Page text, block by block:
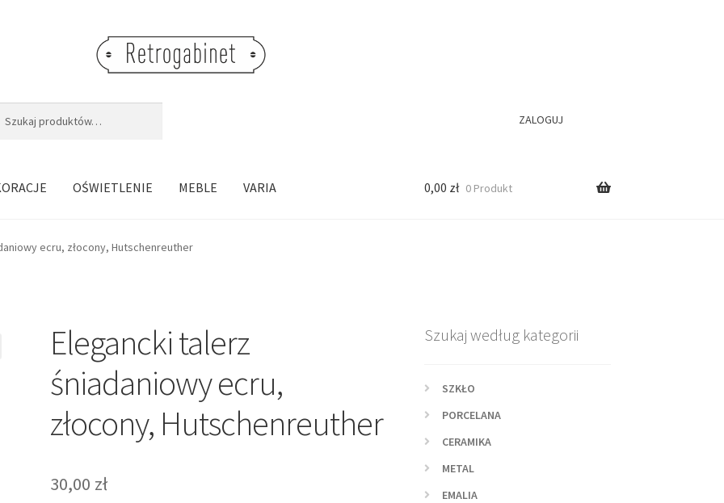
ZALOGUJ
OŚWIETLENIE MEBLE VARIA 0,00 zł 0 Produkt
ecru, złocony, Hutschenreuther
Elegancki talerz
śniadaniowy ecru,
złocony, Hutschenreuther
30,00 zł
Szukaj według kategorii
SZKŁO
PORCELANA
CERAMIKA
METAL
EMALIA